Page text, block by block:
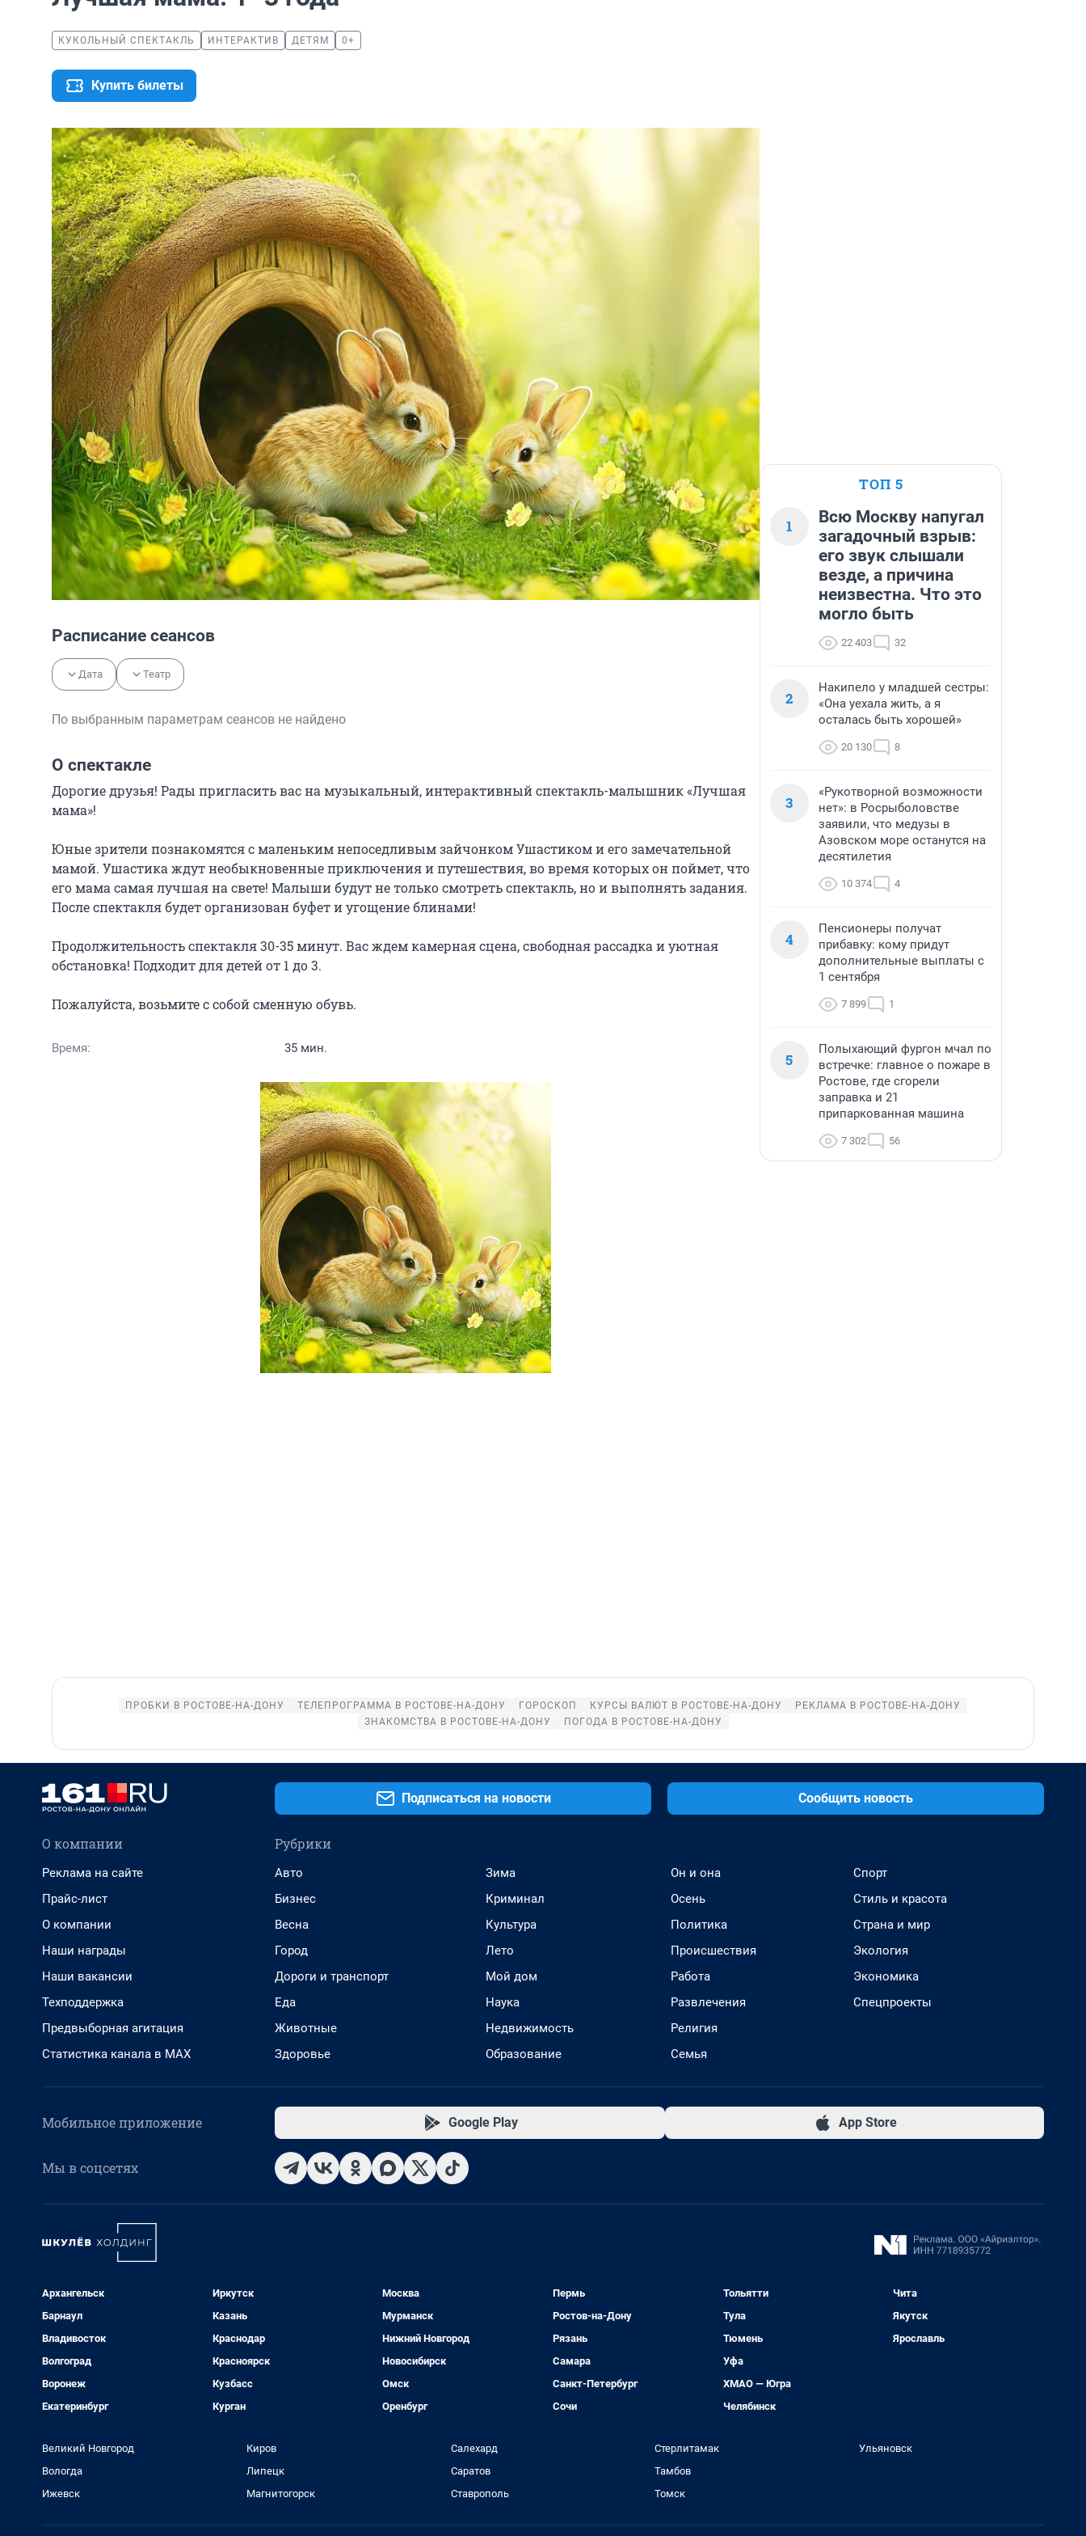
КУКОЛЬНЫЙ СПЕКТАКЛЬ ИНТЕРАКТИВ ДЕТЯМ 0+
Купить билеты
Расписание сеансов
Дата Театр
По выбранным параметрам сеансов не найдено
О спектакле
Дорогие друзья! Рады пригласить вас на музыкальный, интерактивный спектакль-малышник «Лучшая
мама»!
Юные зрители познакомятся с маленьким непоседливым зайчонком Ушастиком и его замечательной
мамой. Ушастика ждут необыкновенные приключения и путешествия, во время которых он поймет, что
его мама самая лучшая на свете! Малыши будут не только смотреть спектакль, но и выполнять задания.
После спектакля будет организован буфет и угощение блинами!
Продолжительность спектакля 30-35 минут. Вас ждем камерная сцена, свободная рассадка и уютная
обстановка! Подходит для детей от 1 до 3.
Пожалуйста, возьмите с собой сменную обувь.
Время: 35 мин.
ТОП 5
1
Всю Москву напугал
загадочный взрыв:
его звук слышали
везде, а причина
неизвестна. Что это
могло быть
22 403 32
2
Накипело у младшей сестры:
«Она уехала жить, а я
осталась быть хорошей»
20 130 8
3
«Рукотворной возможности
нет»: в Росрыболовстве
заявили, что медузы в
Азовском море останутся на
десятилетия
10 374 4
4
Пенсионеры получат
прибавку: кому придут
дополнительные выплаты с
1 сентября
7 899 1
5
Полыхающий фургон мчал по
встречке: главное о пожаре в
Ростове, где сгорели
заправка и 21
припаркованная машина
7 302 56
ПРОБКИ В РОСТОВЕ-НА-ДОНУ ТЕЛЕПРОГРАММА В РОСТОВЕ-НА-ДОНУ ГОРОСКОП КУРСЫ ВАЛЮТ В РОСТОВЕ-НА-ДОНУ
РЕКЛАМА В РОСТОВЕ-НА-ДОНУ
ЗНАКОМСТВА В РОСТОВЕ-НА-ДОНУ
ПОГОДА В РОСТОВЕ-НА-ДОНУ
Подписаться на новости Сообщить новость
О компании
Реклама на сайте
Прайс-лист
О компании
Наши награды
Наши вакансии
Техподдержка
Предвыборная агитация
Статистика канала в MAX
Рубрики
Авто
Бизнес
Весна
Город
Дороги и транспорт
Еда
Животные
Здоровье
Зима
Криминал
Культура
Лето
Мой дом
Наука
Недвижимость
Образование
Он и она
Осень
Политика
Происшествия
Работа
Развлечения
Религия
Семья
Спорт
Стиль и красота
Страна и мир
Экология
Экономика
Спецпроекты
Мобильное приложение Google Play App Store
Мы в соцсетях
Архангельск
Барнаул
Владивосток
Волгоград
Воронеж
Екатеринбург
Иркутск
Казань
Краснодар
Красноярск
Кузбасс
Курган
Москва
Мурманск
Нижний Новгород
Новосибирск
Омск
Оренбург
Пермь
Ростов-на-Дону
Рязань
Самара
Санкт-Петербург
Сочи
Тольятти
Тула
Тюмень
Уфа
ХМАО — Югра
Челябинск
Чита
Якутск
Ярославль
Великий Новгород
Вологда
Ижевск
Киров
Липецк
Магнитогорск
Салехард
Саратов
Ставрополь
Стерлитамак
Тамбов
Томск
Ульяновск